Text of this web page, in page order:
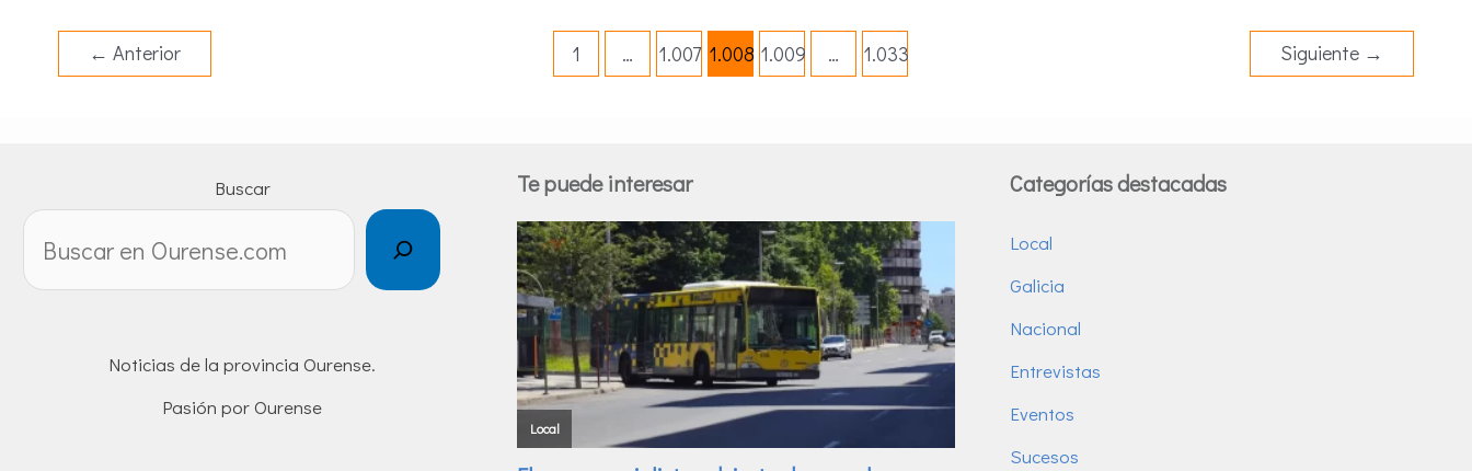
← Anterior 1 … 1.007 1.008 1.009 … 1.033 Siguiente →
Buscar
Noticias de la provincia Ourense.
Pasión por Ourense
Te puede interesar Categorías destacadas
Local
Galicia
Nacional
Entrevistas
Eventos
Sucesos